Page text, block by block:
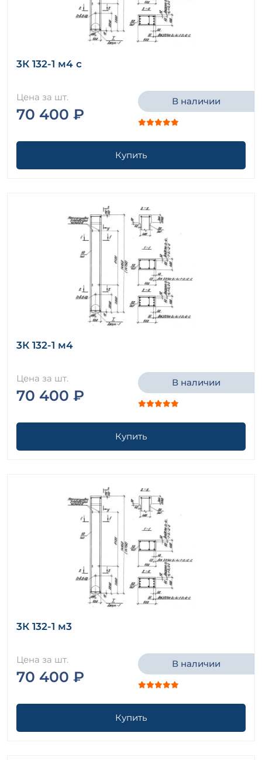
3К 132-1 м4 с
Цена за шт.
70 400 ₽
В наличии
Купить
3К 132-1 м4
Цена за шт.
70 400 ₽
В наличии
Купить
3К 132-1 м3
Цена за шт.
70 400 ₽
В наличии
Купить